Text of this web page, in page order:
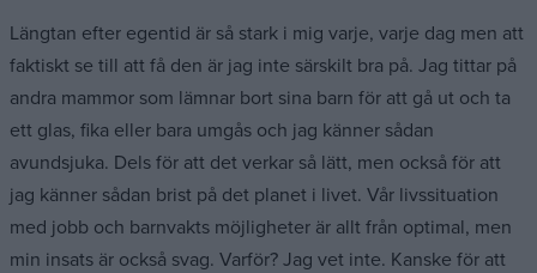
Längtan efter egentid är så stark i mig varje, varje dag men att
faktiskt se till att få den är jag inte särskilt bra på. Jag tittar på
andra mammor som lämnar bort sina barn för att gå ut och ta
ett glas, fika eller bara umgås och jag känner sådan
avundsjuka. Dels för att det verkar så lätt, men också för att
jag känner sådan brist på det planet i livet. Vår livssituation
med jobb och barnvakts möjligheter är allt från optimal, men
min insats är också svag. Varför? Jag vet inte. Kanske för att